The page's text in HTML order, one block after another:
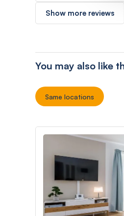
Show more reviews
You may also like
Same locations